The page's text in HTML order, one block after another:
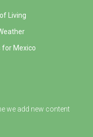
Living
for Mexico
we add new content